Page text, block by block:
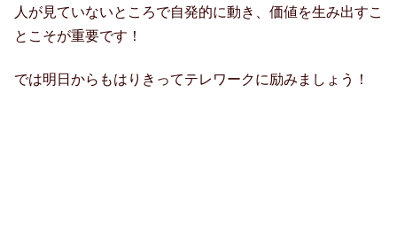
人が見ていないところで自発的に動き、価値を生み出すこ
とこそが重要です！
では明日からもはりきってテレワークに励みましょう！